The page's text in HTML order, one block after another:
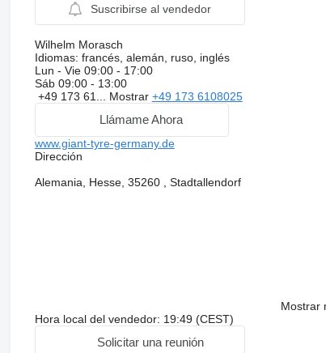
Suscribirse al vendedor
Wilhelm Morasch
Idiomas: francés, alemán, ruso, inglés
Lun - Vie 09:00 - 17:00
Sáb 09:00 - 13:00
+49 173 61... Mostrar +49 173 6108025
Llámame Ahora
www.giant-tyre-germany.de
Dirección
Alemania, Hesse, 35260 , Stadtallendorf
Mostrar
Hora local del vendedor: 19:49 (CEST)
Solicitar una reunión